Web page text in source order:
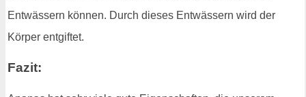
Entwässern können. Durch dieses Entwässern wird der
Körper entgiftet.
Fazit: